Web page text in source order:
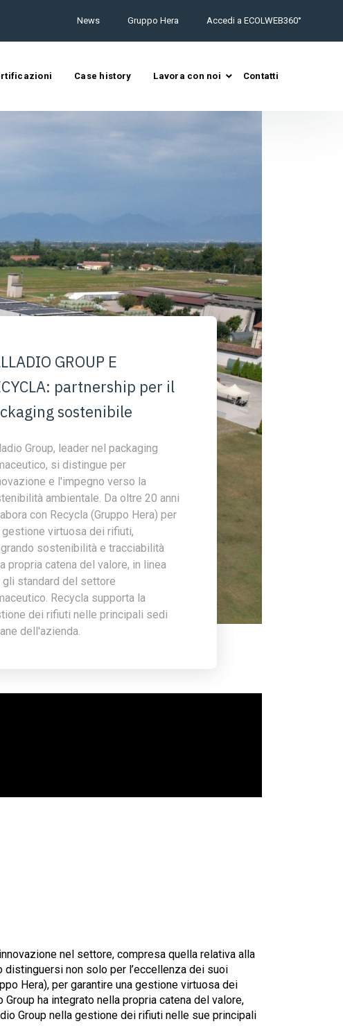
News Gruppo Hera Accedi a ECOLWEB360°
Case history Lavora con noi Contatti
GROUP E
partnership per il
sostenibile
Group, leader nel packaging
si distingue per
e l'impegno verso la
ambientale. Da oltre 20 anni
con Recycla (Gruppo Hera) per
gestione virtuosa dei rifiuti,
sostenibilità e tracciabilità
propria catena del valore, in linea
gli standard del settore
Recycla supporta la
dei rifiuti nelle principali sedi
dell'azienda.
nel settore, compresa quella relativa alla
non solo per l’eccellenza dei suoi
Hera), per garantire una gestione virtuosa dei
ha integrato nella propria catena del valore,
Group nella gestione dei rifiuti nelle sue principali